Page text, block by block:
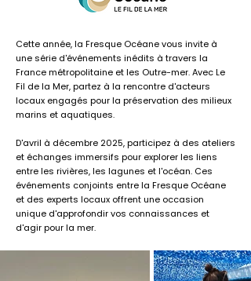
Cette année, la Fresque Océane vous invite à
une série d'événements inédits à travers la
France métropolitaine et les Outre-mer. Avec Le
Fil de la Mer, partez à la rencontre d'acteurs
locaux engagés pour la préservation des milieux
marins et aquatiques.
D'avril à décembre 2025, participez à des ateliers
et échanges immersifs pour explorer les liens
entre les rivières, les lagunes et l'océan. Ces
événements conjoints entre la Fresque Océane
et des experts locaux offrent une occasion
unique d'approfondir vos connaissances et
d'agir pour la mer.